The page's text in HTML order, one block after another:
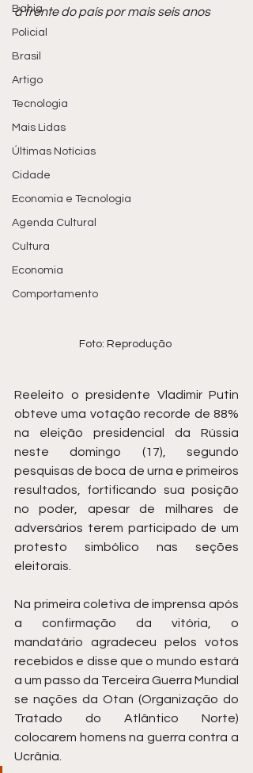
Bahia
Policial
Brasil
Artigo
Tecnologia
Mais Lidas
Últimas Notícias
Cidade
Economia e Tecnologia
Agenda Cultural
Cultura
Economia
Comportamento
à frente do país por mais seis anos
Foto: Reprodução
Reeleito o presidente Vladimir Putin
obteve uma votação recorde de 88%
na eleição presidencial da Rússia
neste domingo (17), segundo
pesquisas de boca de urna e primeiros
resultados, fortificando sua posição
no poder, apesar de milhares de
adversários terem participado de um
protesto simbólico nas seções
eleitorais.
Na primeira coletiva de imprensa após
a confirmação da vitória, o
mandatário agradeceu pelos votos
recebidos e disse que o mundo estará
a um passo da Terceira Guerra Mundial
se nações da Otan (Organização do
Tratado do Atlântico Norte)
colocarem homens na guerra contra a
Ucrânia.